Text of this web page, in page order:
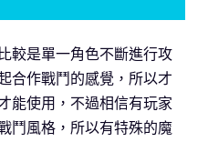
較是單一角色不斷進行攻
合作戰鬥的感覺，所以才
能使用，不過相信有玩家
鬥風格，所以有特殊的魔